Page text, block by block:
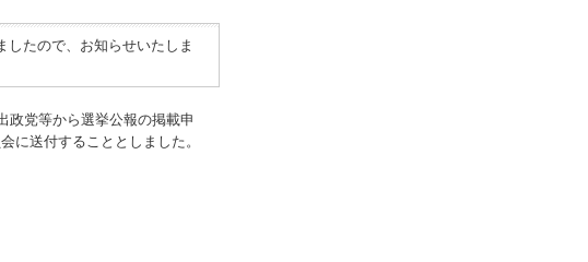
たので、お知らせいたしま
党等から選挙公報の掲載申
に送付することとしました。